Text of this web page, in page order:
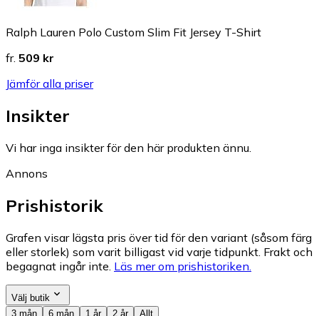
Ralph Lauren Polo Custom Slim Fit Jersey T-Shirt
fr. 509 kr
Jämför alla priser
Insikter
Vi har inga insikter för den här produkten ännu.
Annons
Prishistorik
Grafen visar lägsta pris över tid för den variant (såsom färg
eller storlek) som varit billigast vid varje tidpunkt. Frakt och
begagnat ingår inte. Läs mer om prishistoriken.
Välj butik
3 mån
6 mån 1 år 2 år Allt